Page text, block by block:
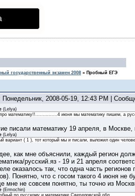
государственный экзамен 2008 » Пробный ЕГЭ
Понедельник, 2008-05-19, 12:43 PM |
(Lelya)
математику!!...............4 июня мы математику пишем, а
писали математику 19 апреля, в
(Lelya)
вариант ( 1 ), тот который мы и писали, выложил один
как мне объяснили, каждый регион
русский.яз - 19 и 21 апреля
оказалось так, что одна часть
Понятно, что с госом такого 4 июня не
мне не совсем понятно, ты точно из
(Ermochin)